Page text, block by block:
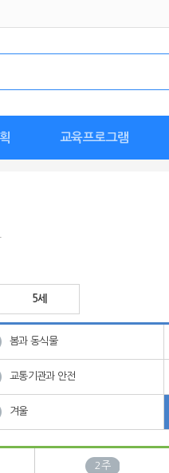
교육프로그램
5세
봄과 동식물
교통기관과 안전
겨울
2주